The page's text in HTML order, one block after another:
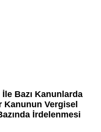
İle Bazı Kanunlarda
Kanunun Vergisel
İrdelenmesi